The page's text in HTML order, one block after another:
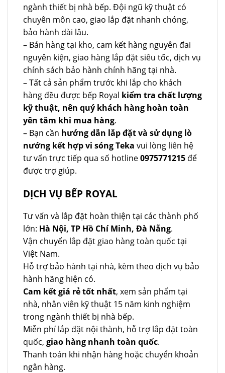
ngành thiết bị nhà bếp. Đội ngũ kỹ thuật có
chuyên môn cao, giao lắp đặt nhanh chóng,
bảo hành dài lâu.
– Bán hàng tại kho, cam kết hàng nguyên đai
nguyên kiện, giao hàng lắp đặt siêu tốc, dịch vụ
chính sách bảo hành chính hãng tại nhà.
– Tất cả sản phẩm trước khi lắp cho khách
hàng đều được bếp Royal kiểm tra chất lượng
kỹ thuật, nên quý khách hàng hoàn toàn
yên tâm khi mua hàng.
– Bạn cần hướng dẫn lắp đặt và sử dụng lò
nướng kết hợp vi sóng Teka vui lòng liên hệ
tư vấn trực tiếp qua số hotline0975771215 để
được trợ giúp.
DỊCH VỤ BẾP ROYAL
Tư vấn và lắp đặt hoàn thiện tại các thành phố
lớn: Hà Nội, TP Hồ Chí Minh, Đà Nẵng.
Vận chuyển lắp đặt giao hàng toàn quốc tại
Việt Nam.
Hỗ trợ bảo hành tại nhà, kèm theo dịch vụ bảo
hành hãng hiện có.
Cam kết giá rẻ tốt nhất, xem sản phẩm tại
nhà, nhân viên kỹ thuật 15 năm kinh nghiệm
trong ngành thiết bị nhà bếp.
Miễn phí lắp đặt nội thành, hỗ trợ lắp đặt toàn
quốc, giao hàng nhanh toàn quốc.
Thanh toán khi nhận hàng hoặc chuyển khoản
ngân hàng.